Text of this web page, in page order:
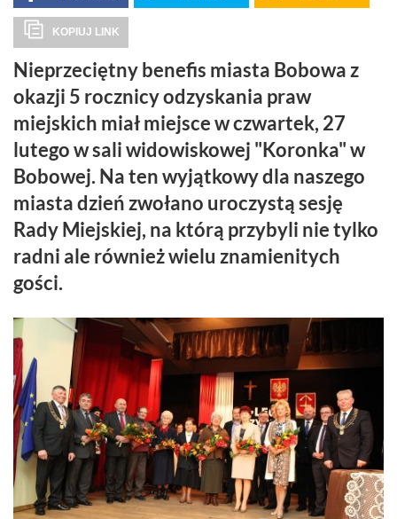
KOPIUJ LINK
Nieprzeciętny benefis miasta Bobowa z
okazji 5 rocznicy odzyskania praw
miejskich miał miejsce w czwartek, 27
lutego w sali widowiskowej "Koronka" w
Bobowej. Na ten wyjątkowy dla naszego
miasta dzień zwołano uroczystą sesję
Rady Miejskiej, na którą przybyli nie tylko
radni ale również wielu znamienitych
gości.